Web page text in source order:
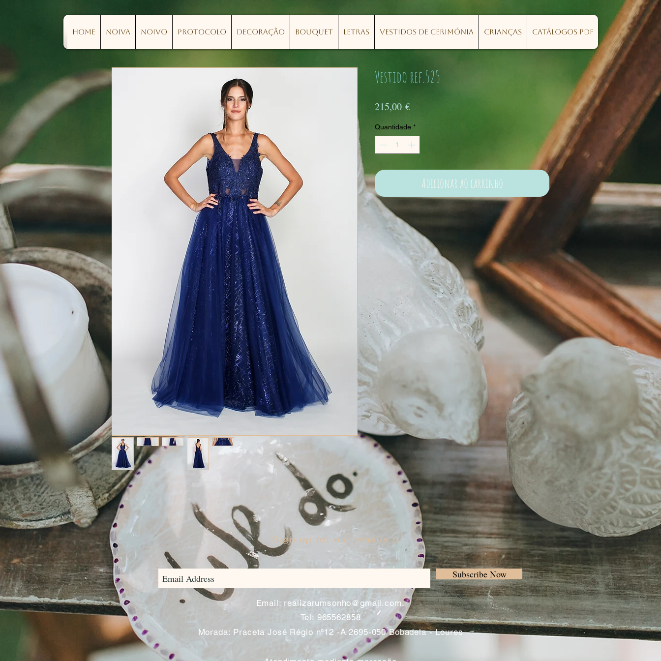
Home Noiva Noivo Protocolo Decoração Bouquet Letras Vestidos de Cerimónia Crianças Catálogos PDF
Vestido ref.525
215,00 €Preço
Quantidade *
Adicionar ao carrinho
Sign up for our emails :)
Subscribe Now
Email: realizarumsonho@gmail.com
Tel: 965562858
Morada: Praceta José Régio nº12 -A 2695-050 Bobadela - Loures